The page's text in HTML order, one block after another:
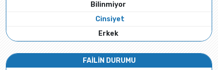
Bilinmiyor
Cinsiyet
Erkek
FAİLİN DURUMU